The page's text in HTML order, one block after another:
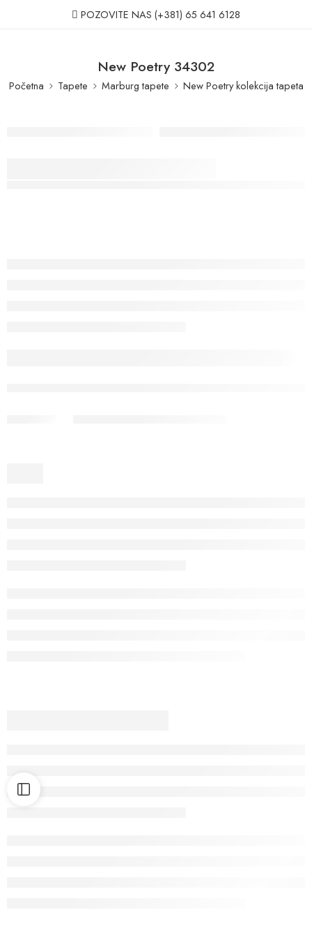
POZOVITE NAS (+381) 65 641 6128
New Poetry 34302
Početna Tapete Marburg tapete New Poetry kolekcija tapeta